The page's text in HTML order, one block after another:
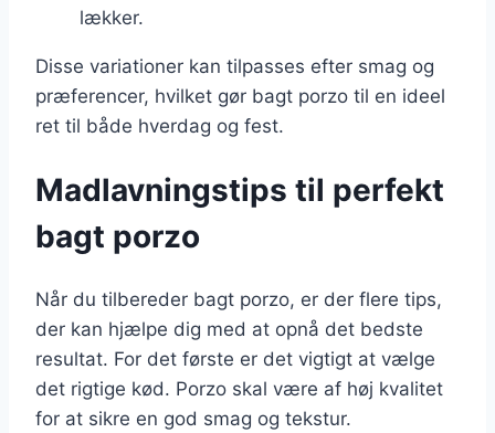
lækker.
Disse variationer kan tilpasses efter smag og
præferencer, hvilket gør bagt porzo til en ideel
ret til både hverdag og fest.
Madlavningstips til perfekt
bagt porzo
Når du tilbereder bagt porzo, er der flere tips,
der kan hjælpe dig med at opnå det bedste
resultat. For det første er det vigtigt at vælge
det rigtige kød. Porzo skal være af høj kvalitet
for at sikre en god smag og tekstur.